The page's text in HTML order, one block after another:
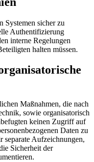
Systemen sicher zu
Authentifizierung
interne Regelungen
halten müssen.
Maßnahmen, die nach
sowie organisatorisch
keinen Zugriff auf
Daten zu
separate Aufzeichnungen,
Sicherheit der